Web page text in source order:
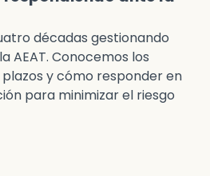
décadas gestionando
AEAT. Conocemos los
y cómo responder en
para minimizar el riesgo